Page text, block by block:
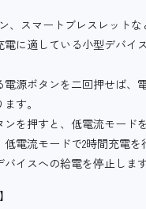
、スマートブレスレットな
電に適している小型デバイ
源ボタンを二回押せば、
す。
を押すと、低電流モード
電流モードで2時間充電
イスへの給電を停止します